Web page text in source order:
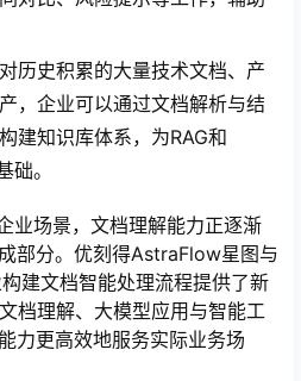
历史积累的大量技术文档、产
，企业可以通过文档解析与结
建知识库体系，为RAG和
。
业场景，文档理解能力正逐渐
部分。优刻得AstraFlow星图与
建文档智能处理流程提供了新
档理解、大模型应用与智能工
力更高效地服务实际业务场